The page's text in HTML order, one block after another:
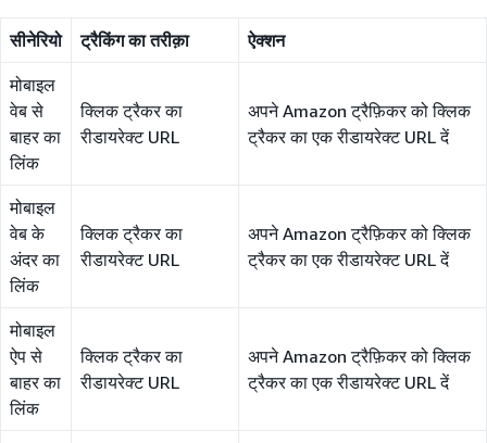
सीनेरियो ट्रैकिंग का तरीक़ा ऐक्शन
मोबाइल
वेब से
बाहर का
लिंक
क्लिक ट्रैकर का
रीडायरेक्ट URL
अपने Amazon ट्रैफ़िकर को क्लिक
ट्रैकर का एक रीडायरेक्ट URL दें
मोबाइल
वेब के
अंदर का
लिंक
क्लिक ट्रैकर का
रीडायरेक्ट URL
अपने Amazon ट्रैफ़िकर को क्लिक
ट्रैकर का एक रीडायरेक्ट URL दें
मोबाइल
ऐप से
बाहर का
लिंक
क्लिक ट्रैकर का
रीडायरेक्ट URL
अपने Amazon ट्रैफ़िकर को क्लिक
ट्रैकर का एक रीडायरेक्ट URL दें